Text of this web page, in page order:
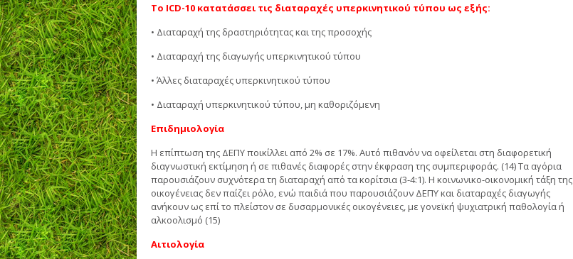
Το ICD-10 κατατάσσει τις διαταραχές υπερκινητικού τύπου ως εξής:
• Διαταραχή της δραστηριότητας και της προσοχής
• Διαταραχή της διαγωγής υπερκινητικού τύπου
• Άλλες διαταραχές υπερκινητικού τύπου
• Διαταραχή υπερκινητικού τύπου, μη καθοριζόμενη
Επιδημιολογία
Η επίπτωση της ΔΕΠΥ ποικίλλει από 2% σε 17%. Αυτό πιθανόν να οφείλεται στη διαφορετική
διαγνωστική εκτίμηση ή σε πιθανές διαφορές στην έκφραση της συμπεριφοράς. (14) Τα αγόρια
παρουσιάζουν συχνότερα τη διαταραχή από τα κορίτσια (3-4:1). Η κοινωνικο-οικονομική τάξη της
οικογένειας δεν παίζει ρόλο, ενώ παιδιά που παρουσιάζουν ΔΕΠΥ και διαταραχές διαγωγής
ανήκουν ως επί το πλείστον σε δυσαρμονικές οικογένειες, με γονεϊκή ψυχιατρική παθολογία ή
αλκοολισμό (15)
Αιτιολογία